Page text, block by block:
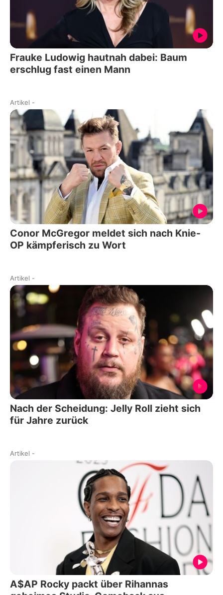
Frauke Ludowig hautnah dabei: Baum
erschlug fast einen Mann
Artikel -
Conor McGregor meldet sich nach Knie-
OP kämpferisch zu Wort
Artikel -
Nach der Scheidung: Jelly Roll zieht sich
für Jahre zurück
Artikel -
A$AP Rocky packt über Rihannas